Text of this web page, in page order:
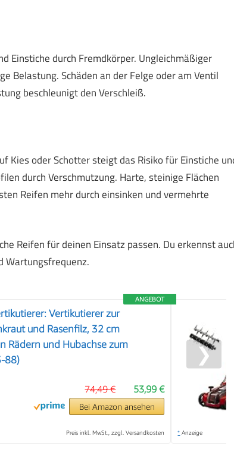
Einstiche durch Fremdkörper. Ungleichmäßiger
Belastung. Schäden an der Felge oder am Ventil
beschleunigt den Verschleiß.
Kies oder Schotter steigt das Risiko für Einstiche
durch Verschmutzung. Harte, steinige Flächen
Reifen mehr durch einsinken und vermehrte
Reifen für deinen Einsatz passen. Du erkennst
Wartungsfrequenz.
ANGEBOT
Vertikutierer zur
und Rasenfilz, 32 cm
Rädern und Hubachse zum
88)
53,99 €
74,49 €
Bei Amazon ansehen
Preis inkl. MwSt., zzgl. Versandkosten * Anzeige
❯